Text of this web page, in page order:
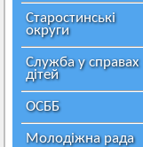
Старостинські
округи
Служба у справах
дітей
ОСББ
Молодіжна рада